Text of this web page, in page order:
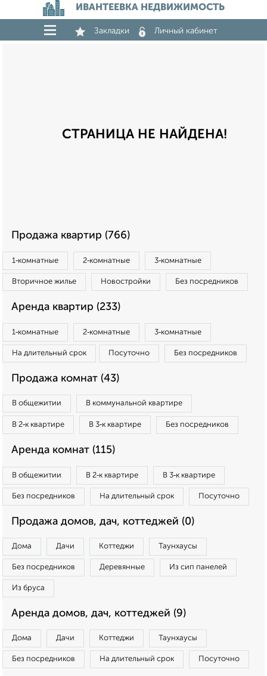
ИВАНТЕЕВКА НЕДВИЖИМОСТЬ
Закладки Личный кабинет
СТРАНИЦА НЕ НАЙДЕНА!
Продажа квартир (766)
1‑комнатные 2‑комнатные 3‑комнатные
Вторичное жилье Новостройки Без посредников
Аренда квартир (233)
1‑комнатные 2‑комнатные 3‑комнатные
На длительный срок Посуточно Без посредников
Продажа комнат (43)
В общежитии В коммунальной квартире
В 2‑к квартире В 3‑к квартире Без посредников
Аренда комнат (115)
В общежитии В 2‑к квартире В 3‑к квартире
Без посредников На длительный срок Посуточно
Продажа домов, дач, коттеджей (0)
Дома Дачи Коттеджи Таунхаусы
Без посредников Деревянные Из сип панелей
Из бруса
Аренда домов, дач, коттеджей (9)
Дома Дачи Коттеджи Таунхаусы
Без посредников На длительный срок Посуточно